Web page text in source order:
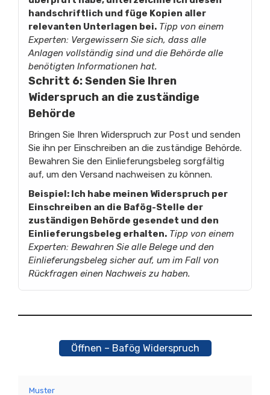
handschriftlich und füge Kopien aller
relevanten Unterlagen bei. Tipp von einem
Experten: Vergewissern Sie sich, dass alle
Anlagen vollständig sind und die Behörde alle
benötigten Informationen hat.
Schritt 6: Senden Sie Ihren
Widerspruch an die zuständige
Behörde
Bringen Sie Ihren Widerspruch zur Post und senden
Sie ihn per Einschreiben an die zuständige Behörde.
Bewahren Sie den Einlieferungsbeleg sorgfältig
auf, um den Versand nachweisen zu können.
Beispiel: Ich habe meinen Widerspruch per
Einschreiben an die Bafög-Stelle der
zuständigen Behörde gesendet und den
Einlieferungsbeleg erhalten. Tipp von einem
Experten: Bewahren Sie alle Belege und den
Einlieferungsbeleg sicher auf, um im Fall von
Rückfragen einen Nachweis zu haben.
Öffnen – Bafög Widerspruch
Muster